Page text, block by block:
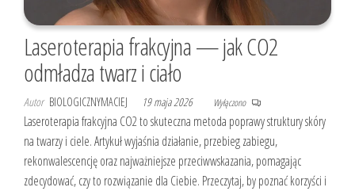
Laseroterapia frakcyjna — jak CO2
odmładza twarz i ciało
Autor BIOLOGICZNYMACIEJ 19 maja 2026 Wyłączono
Laseroterapia frakcyjna CO2 to skuteczna metoda poprawy struktury skóry
na twarzy i ciele. Artykuł wyjaśnia działanie, przebieg zabiegu,
rekonwalescencję oraz najważniejsze przeciwwskazania, pomagając
zdecydować, czy to rozwiązanie dla Ciebie. Przeczytaj, by poznać korzyści i